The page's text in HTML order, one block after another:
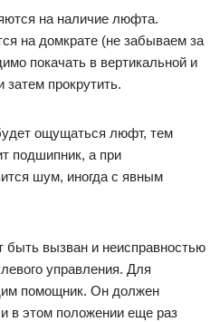
на наличие люфта.
на домкрате (не забываем за
покачать в вертикальной и
затем прокрутить.
ощущаться люфт, тем
подшипник, а при
шум, иногда с явным
вызван и неисправностью
управления. Для
помощник. Он должен
в этом положении еще раз